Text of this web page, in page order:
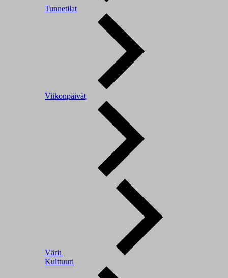
Tunnetilat
Viikonpäivät
Värit
Kulttuuri